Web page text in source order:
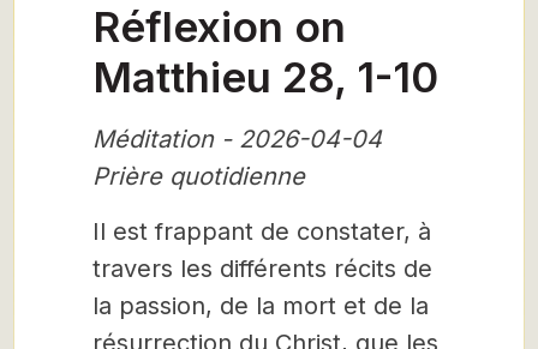
Réflexion on
Matthieu 28, 1-10
Méditation - 2026-04-04
Prière quotidienne
Il est frappant de constater, à
travers les différents récits de
la passion, de la mort et de la
résurrection du Christ, que les